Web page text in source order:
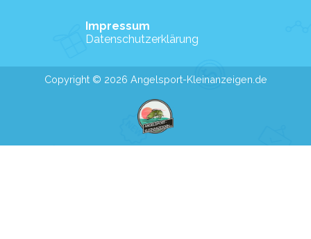
Impressum
Datenschutzerklärung
Copyright © 2026 Angelsport-Kleinanzeigen.de